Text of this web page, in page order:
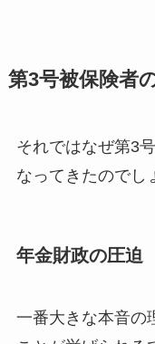
第3号被保険者
それではなぜ第3
なってきたのでし
年金財政の圧迫
一番大きな本音の